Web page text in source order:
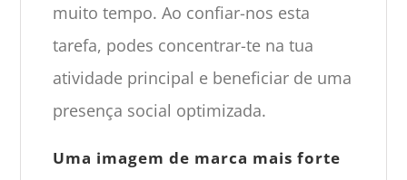
muito tempo. Ao confiar-nos esta
tarefa, podes concentrar-te na tua
atividade principal e beneficiar de uma
presença social optimizada.
Uma imagem de marca mais forte